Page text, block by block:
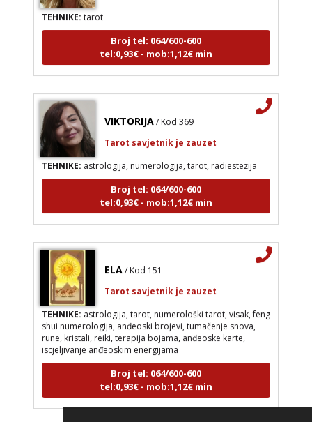
TEHNIKE:tarot
Broj tel: 064/600-600
tel:0,93€ - mob:1,12€ min
/ Kod 369
Tarot savjetnik je zauzet
TEHNIKE:astrologija, numerologija, tarot, radiestezija
Broj tel: 064/600-600
tel:0,93€ - mob:1,12€ min
/ Kod 151
Tarot savjetnik je zauzet
TEHNIKE:astrologija, tarot, numerološki tarot, visak, feng
shui numerologija, anđeoski brojevi, tumačenje snova,
rune, kristali, reiki, terapija bojama, anđeoske karte,
iscjeljivanje anđeoskim energijama
Broj tel: 064/600-600
tel:0,93€ - mob:1,12€ min